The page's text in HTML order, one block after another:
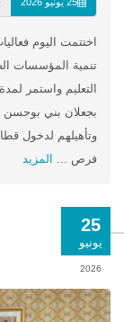
25 يونيو 2026
تنمية المؤسسات
التعليم واستمر
وتأهيلهم لدخول
فرص ... المزيد
25
يونيو
2026